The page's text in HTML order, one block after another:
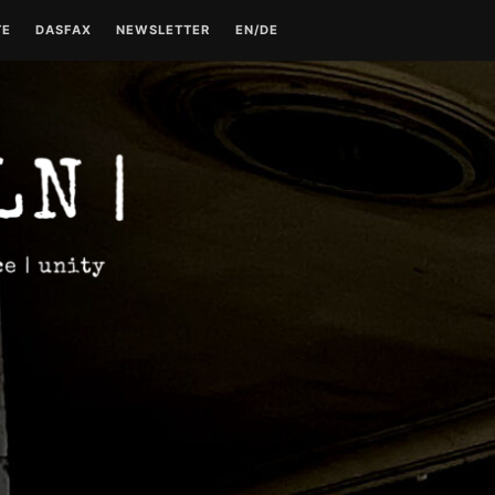
TECHNO GESCHICHTE –
TEIL 2
TECHNO GESCHICHTE –
TEIL 3
TECHNO GESCHICHTE –
DASFAX NEWSLETTER
KONTAKT
IMPRESSUM
EN/DE